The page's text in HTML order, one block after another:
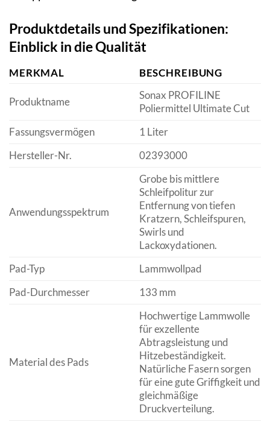
Produktdetails und Spezifikationen:
Einblick in die Qualität
MERKMAL BESCHREIBUNG
Produktname
Sonax PROFILINE
Poliermittel Ultimate Cut
Fassungsvermögen
1 Liter
Hersteller-Nr.
02393000
Anwendungsspektrum
Grobe bis mittlere
Schleifpolitur zur
Entfernung von tiefen
Kratzern, Schleifspuren,
Swirls und
Lackoxydationen.
Pad-Typ
Lammwollpad
Pad-Durchmesser
133 mm
Material des Pads
Hochwertige Lammwolle
für exzellente
Abtragsleistung und
Hitzebeständigkeit.
Natürliche Fasern sorgen
für eine gute Griffigkeit und
gleichmäßige
Druckverteilung.